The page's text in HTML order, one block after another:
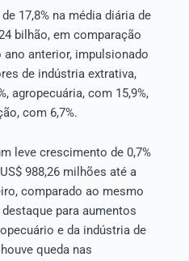
17,8% na média diária de
bilhão, em comparação
anterior, impulsionado
de indústria extrativa,
agropecuária, com 15,9%,
com 6,7%.
leve crescimento de 0,7%
988,26 milhões até a
comparado ao mesmo
para aumentos
e da indústria de
queda nas